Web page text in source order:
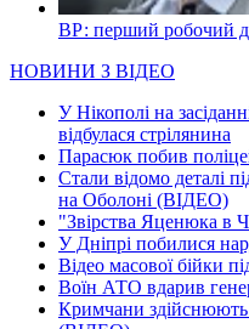
ВР: перший робочий
НОВИНИ З ВІДЕО
У Нікополі на
відбулася стрілянина
Парасюк побив
Стали відомо деталі
на Оболоні (ВІДЕО)
"Звірства Яценюка в
У Дніпрі побилися
Відео масової бійки
Воїн АТО вдарив
Кримчани